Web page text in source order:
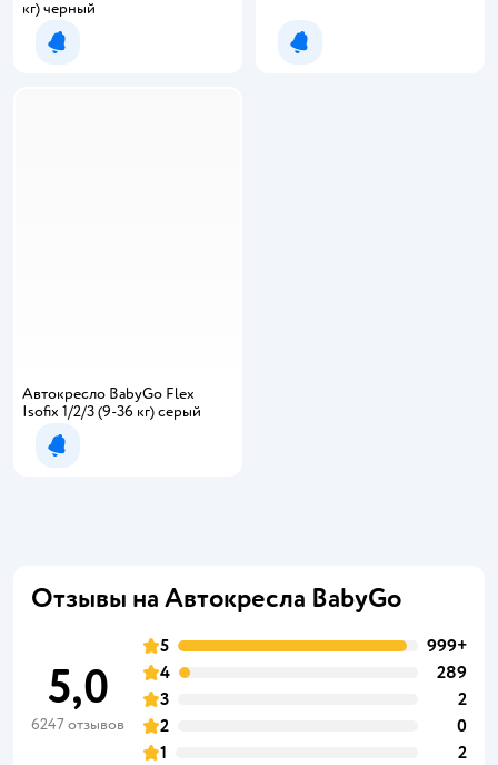
кг) черный
Уведомить о появлении Уведомить о появлении
Автокресло BabyGo Flex
Isofix 1/2/3 (9-36 кг) серый
Уведомить о появлении
Отзывы на Автокресла BabyGo
5,0
6247 отзывов
5
999+
4
289
3
2
2
0
1
2